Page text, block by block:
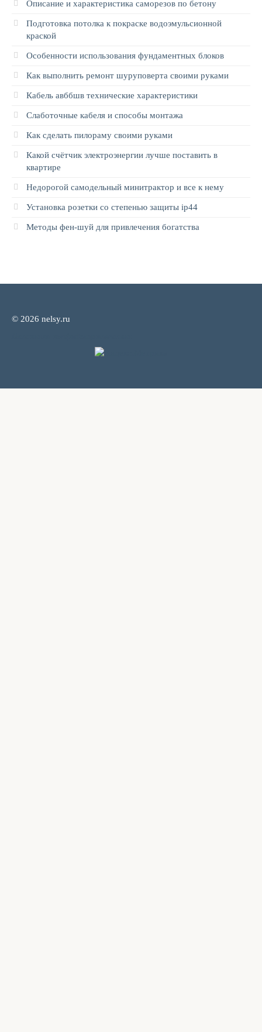
Описание и характеристика саморезов по бетону
Подготовка потолка к покраске водоэмульсионной
краской
Особенности использования фундаментных блоков
Как выполнить ремонт шуруповерта своими руками
Кабель авббшв технические характеристики
Слаботочные кабеля и способы монтажа
Как сделать пилораму своими руками
Какой счётчик электроэнергии лучше поставить в
квартире
Недорогой самодельный минитрактор и все к нему
Установка розетки со степенью защиты ip44
Методы фен-шуй для привлечения богатства
© 2026 nelsy.ru